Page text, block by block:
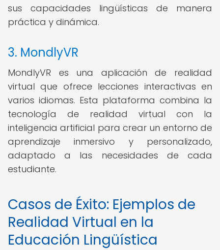
sus capacidades lingüísticas de manera
práctica y dinámica.
3. MondlyVR
MondlyVR es una aplicación de realidad
virtual que ofrece lecciones interactivas en
varios idiomas. Esta plataforma combina la
tecnología de realidad virtual con la
inteligencia artificial para crear un entorno de
aprendizaje inmersivo y personalizado,
adaptado a las necesidades de cada
estudiante.
Casos de Éxito: Ejemplos de
Realidad Virtual en la
Educación Lingüística